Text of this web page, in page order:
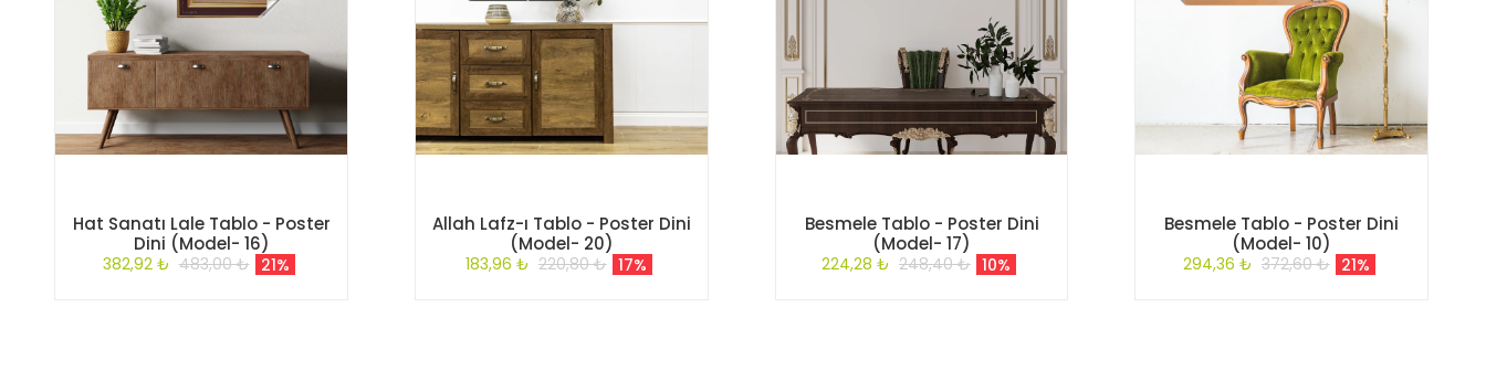
Hat Sanatı Lale Tablo - Poster
Dini (Model- 16)
382,92 ₺ 483,00 ₺ 21%
Allah Lafz-ı Tablo - Poster Dini
(Model- 20)
183,96 ₺ 220,80 ₺ 17%
Besmele Tablo - Poster Dini
(Model- 17)
224,28 ₺ 248,40 ₺ 10%
Besmele Tablo - Poster Dini
(Model- 10)
294,36 ₺ 372,60 ₺ 21%